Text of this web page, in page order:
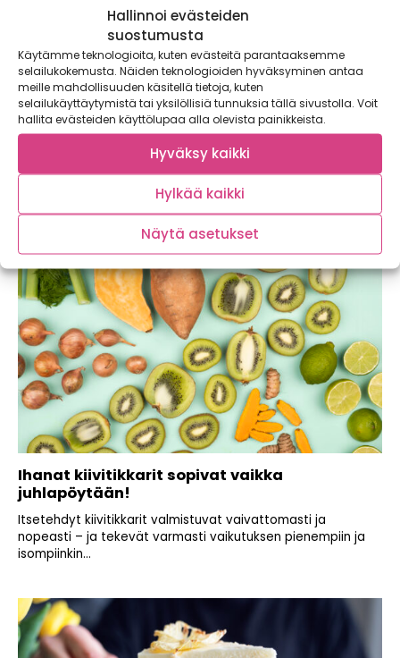
Hallinnoi evästeiden
suostumusta
Käytämme teknologioita, kuten evästeitä parantaaksemme
selailukokemusta. Näiden teknologioiden hyväksyminen antaa
meille mahdollisuuden käsitellä tietoja, kuten
selailukäyttäytymistä tai yksilöllisiä tunnuksia tällä sivustolla. Voit
hallita evästeiden käyttölupaa alla olevista painikkeista.
Hyväksy kaikki
Hylkää kaikki
Näytä asetukset
Ananas huonekasviksi? Helpot ohjeet täältä!
Ihana ananas on yksi herkullisimmista hedelmistä, mutta
tiesitkö, että ananaksesta voi kasvattaa hienon
Ihanat kiivitikkarit sopivat vaikka
juhlapöytään!
Itsetehdyt kiivitikkarit valmistuvat vaivattomasti ja
nopeasti – ja tekevät varmasti vaikutuksen pienempiin ja
isompiinkin...